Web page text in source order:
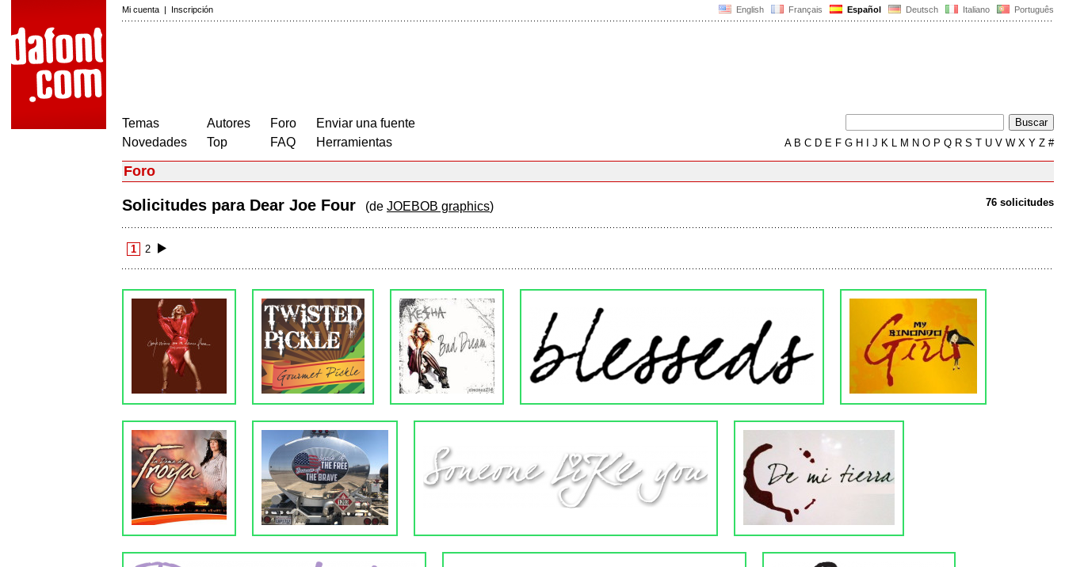
English Français Español Deutsch Italiano Português
Mi cuenta | Inscripción
Temas
Novedades
Autores
Top
Foro
FAQ
Enviar una fuente
Herramientas
AB C D E F G H J K L M N O P Q R S T U V W X Y Z #
Foro
76 solicitudes
Solicitudes para Dear Joe Four (de JOEBOB graphics)
1 2